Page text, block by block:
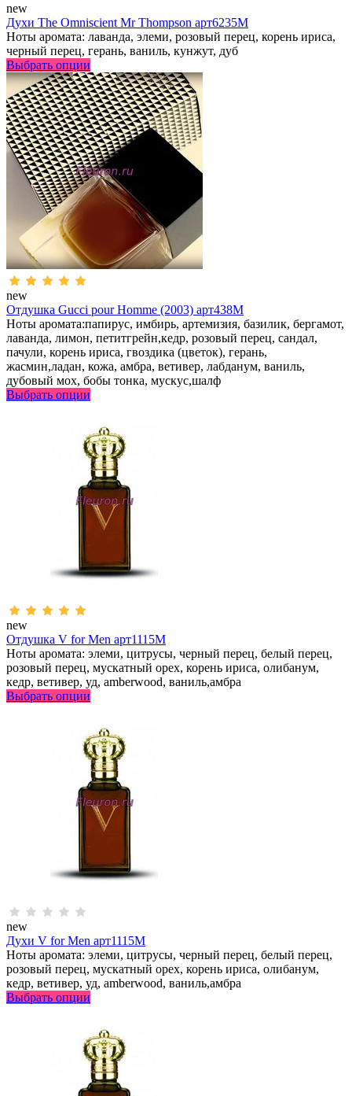
new
Духи The Omniscient Mr Thompson арт6235M
Ноты аромата: лаванда, элеми, розовый перец, корень ириса,
черный перец, герань, ваниль, кунжут, дуб
Выбрать опции
new
Отдушка Gucci pour Homme (2003) арт438M
Ноты аромата:папирус, имбирь, артемизия, базилик, бергамот,
лаванда, лимон, петитгрейн,кедр, розовый перец, сандал,
пачули, корень ириса, гвоздика (цветок), герань,
жасмин,ладан, кожа, амбра, ветивер, лабданум, ваниль,
дубовый мох, бобы тонка, мускус,шалф
Выбрать опции
new
Отдушка V for Men арт1115M
Ноты аромата: элеми, цитрусы, черный перец, белый перец,
розовый перец, мускатный орех, корень ириса, олибанум,
кедр, ветивер, уд, аmberwood, ваниль,амбра
Выбрать опции
new
Духи V for Men арт1115M
Ноты аромата: элеми, цитрусы, черный перец, белый перец,
розовый перец, мускатный орех, корень ириса, олибанум,
кедр, ветивер, уд, аmberwood, ваниль,амбра
Выбрать опции